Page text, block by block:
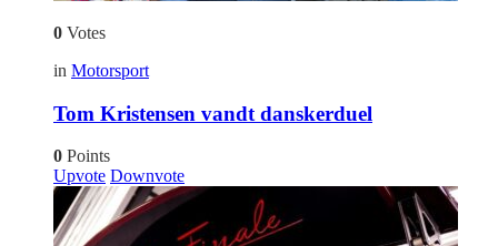
0 Votes
in Motorsport
Tom Kristensen vandt danskerduel
0 Points
Upvote Downvote